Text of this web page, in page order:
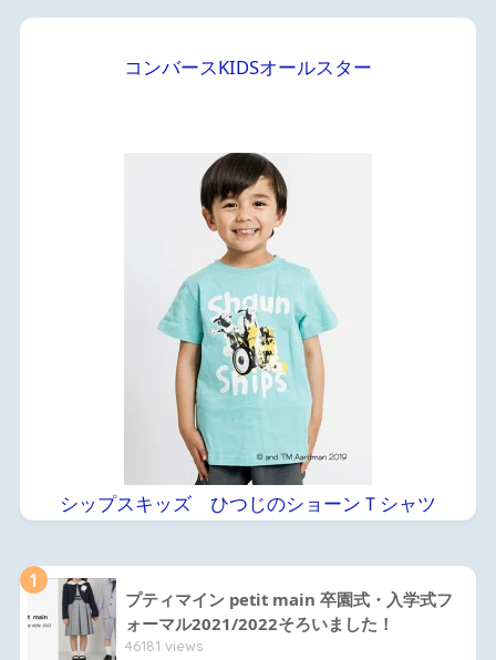
コンバースKIDSオールスター
シップスキッズ ひつじのショーンＴシャツ
1
プティマイン petit main 卒園式・入学式フ
ォーマル2021/2022そろいました！
46181 views